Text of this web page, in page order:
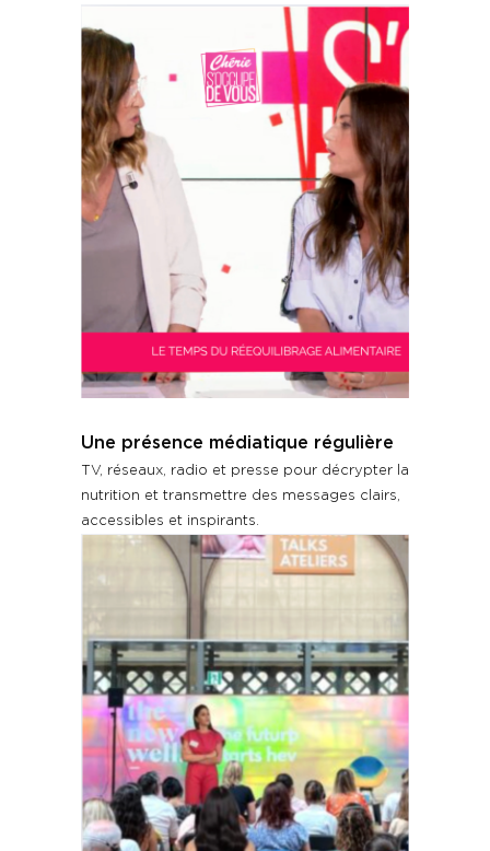
Une présence médiatique régulière
TV, réseaux, radio et presse pour décrypter la
nutrition et transmettre des messages clairs,
accessibles et inspirants.